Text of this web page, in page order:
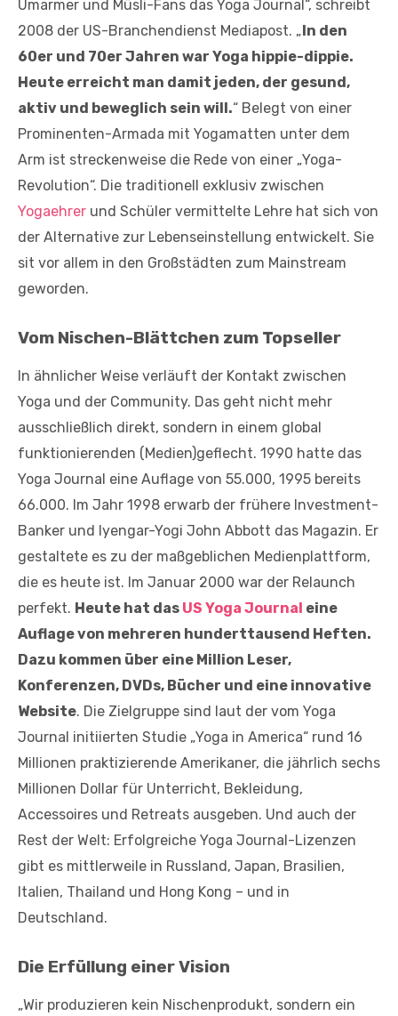
Umarmer und Müsli-Fans das Yoga Journal“, schreibt
2008 der US-Branchendienst Mediapost. „ In den
60er und 70er Jahren war Yoga hippie-dippie.
Heute erreicht man damit jeden, der gesund,
aktiv und beweglich sein will.“ Belegt von einer
Prominenten-Armada mit Yogamatten unter dem
Arm ist streckenweise die Rede von einer „Yoga-
Revolution“. Die traditionell exklusiv zwischen
Yogaehrer und Schüler vermittelte Lehre hat sich von
der Alternative zur Lebenseinstellung entwickelt. Sie
sit vor allem in den Großstädten zum Mainstream
geworden.
Vom Nischen-Blättchen zum Topseller
In ähnlicher Weise verläuft der Kontakt zwischen
Yoga und der Community. Das geht nicht mehr
ausschließlich direkt, sondern in einem global
funktionierenden (Medien)geflecht. 1990 hatte das
Yoga Journal eine Auflage von 55.000, 1995 bereits
66.000. Im Jahr 1998 erwarb der frühere Investment-
Banker und Iyengar-Yogi John Abbott das Magazin. Er
gestaltete es zu der maßgeblichen Medienplattform,
die es heute ist. Im Januar 2000 war der Relaunch
perfekt. Heute hat das US Yoga Journal eine
Auflage von mehreren hunderttausend Heften.
Dazu kommen über eine Million Leser,
Konferenzen, DVDs, Bücher und eine innovative
Website. Die Zielgruppe sind laut der vom Yoga
Journal initiierten Studie „Yoga in America“ rund 16
Millionen praktizierende Amerikaner, die jährlich sechs
Millionen Dollar für Unterricht, Bekleidung,
Accessoires und Retreats ausgeben. Und auch der
Rest der Welt: Erfolgreiche Yoga Journal-Lizenzen
gibt es mittlerweile in Russland, Japan, Brasilien,
Italien, Thailand und Hong Kong – und in
Deutschland.
Die Erfüllung einer Vision
„Wir produzieren kein Nischenprodukt, sondern ein